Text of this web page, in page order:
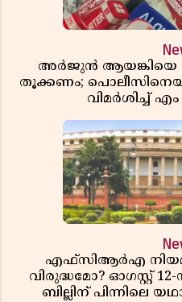
അർജുൻ ആയങ്കിയെ
തൂക്കണം;
വിമർശിച്ച്
എഫ്സിആർഎ നിയമ
വിരുദ്ധമോ? ഓഗസ്റ്റ്
ബില്ലിന് പിന്നിലെ